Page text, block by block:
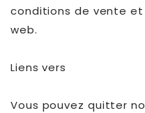
conditions de vente
web.
Liens vers
Vous pouvez quitter